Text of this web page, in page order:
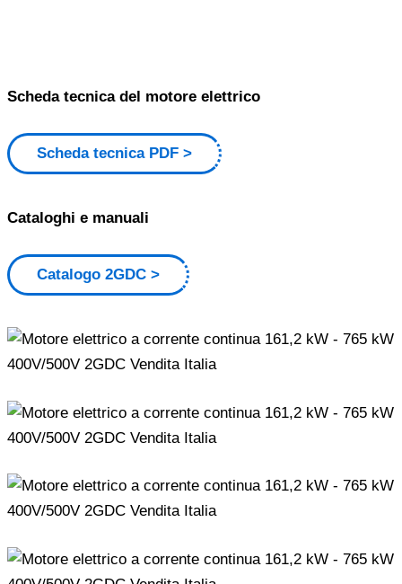
Scheda tecnica del motore elettrico
Scheda tecnica PDF
Cataloghi e manuali
Catalogo 2GDC